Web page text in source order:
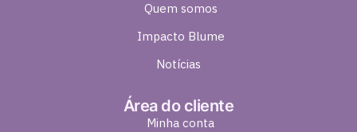
Quem somos
Impacto Blume
Notícias
Área do cliente
Minha conta